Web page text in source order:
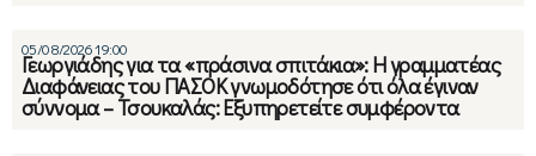
05/08/2026 19:00
Γεωργιάδης για τα «πράσινα σπιτάκια»: Η γραμματέας
Διαφάνειας του ΠΑΣΟΚ γνωμοδότησε ότι όλα έγιναν
σύννομα – Τσουκαλάς: Εξυπηρετείτε συμφέροντα